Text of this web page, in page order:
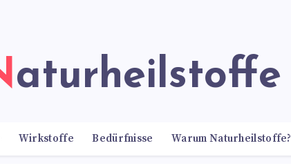
Naturheilstoffe
Wirkstoffe Bedürfnisse Warum Naturheilstoffe?